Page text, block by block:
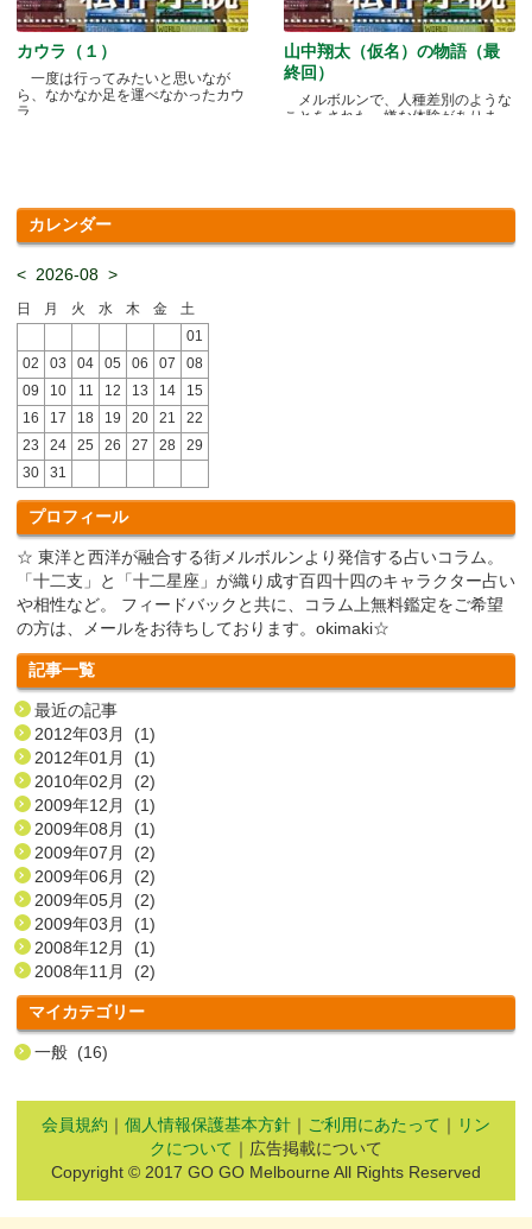
カウラ（１）
一度は行ってみたいと思いなが
ら、なかなか足を運べなかったカウ
ラ.....
山中翔太（仮名）の物語（最
終回）
メルボルンで、人種差別のような
ことをされた、嫌な体験がありま
カレンダー
< 2026-08 >
日 月 火 水 木 金
土
01
02
03 04 05 06 07
08
09
10 11 12 13 14
15
16
17 18 19 20 21
22
23
24 25 26 27 28
29
30
31
プロフィール
☆ 東洋と西洋が融合する街メルボルンより発信する占いコラム。
「十二支」と「十二星座」が織り成す百四十四のキャラクター占い
や相性など。 フィードバックと共に、コラム上無料鑑定をご希望
の方は、メールをお待ちしております。okimaki☆
記事一覧
最近の記事
2012年03月 (1)
2012年01月 (1)
2010年02月 (2)
2009年12月 (1)
2009年08月 (1)
2009年07月 (2)
2009年06月 (2)
2009年05月 (2)
2009年03月 (1)
2008年12月 (1)
2008年11月 (2)
マイカテゴリー
一般 (16)
会員規約 ｜ 個人情報保護基本方針 ｜ ご利用にあたって ｜ リン
クについて ｜広告掲載について
Copyright © 2017 GO GO Melbourne All Rights Reserved